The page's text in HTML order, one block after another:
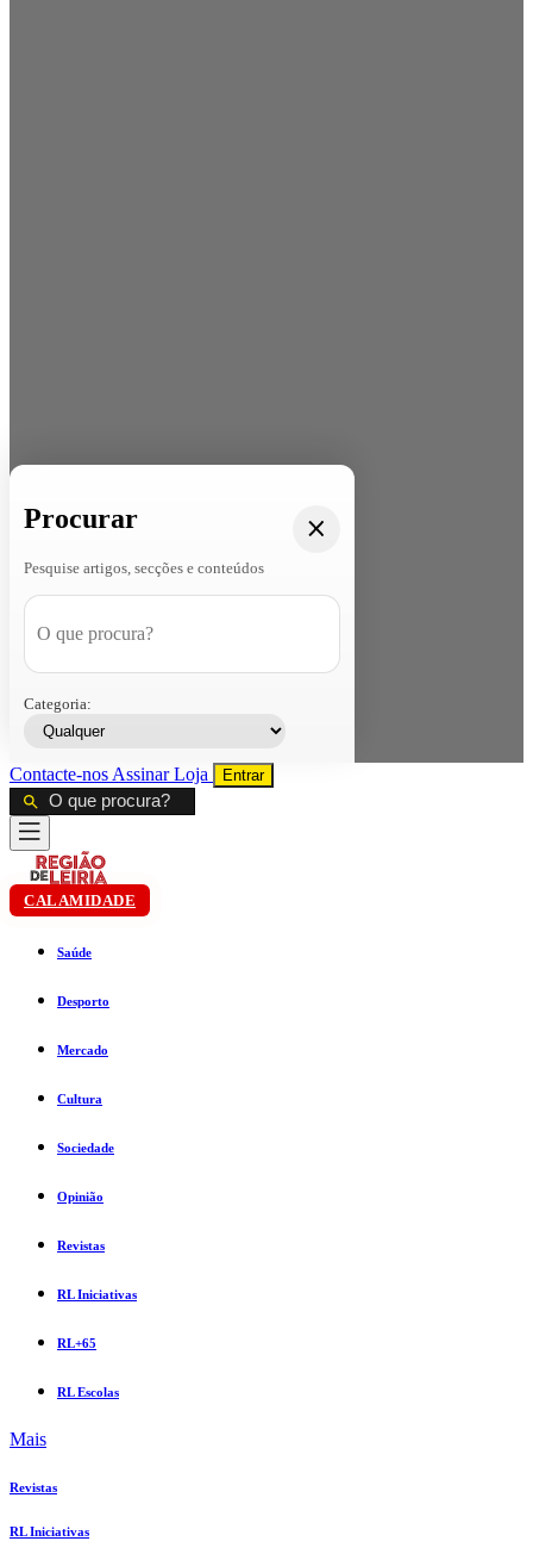
Procurar
Pesquise artigos, secções e conteúdos
Categoria:
Contacte-nos AssinarLoja Entrar
CALAMIDADE
Saúde
Desporto
Mercado
Cultura
Sociedade
Opinião
Revistas
RL Iniciativas
RL+65
RL Escolas
Mais
Revistas
RL Iniciativas